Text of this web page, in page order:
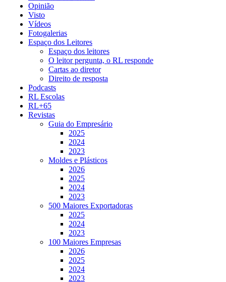
Opinião
Visto
Vídeos
Fotogalerias
Espaço dos Leitores
Espaço dos leitores
O leitor pergunta, o RL responde
Cartas ao diretor
Direito de resposta
Podcasts
RL Escolas
RL+65
Revistas
Guia do Empresário
2025
2024
2023
Moldes e Plásticos
2026
2025
2024
2023
500 Maiores Exportadoras
2025
2024
2023
100 Maiores Empresas
2026
2025
2024
2023